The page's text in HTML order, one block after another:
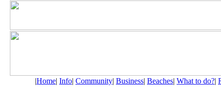
|Home| Info| Community| Business| Beaches| What to do?|